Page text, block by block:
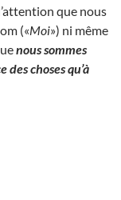
que nous
(«Moi») ni même
nous sommes
choses qu’à